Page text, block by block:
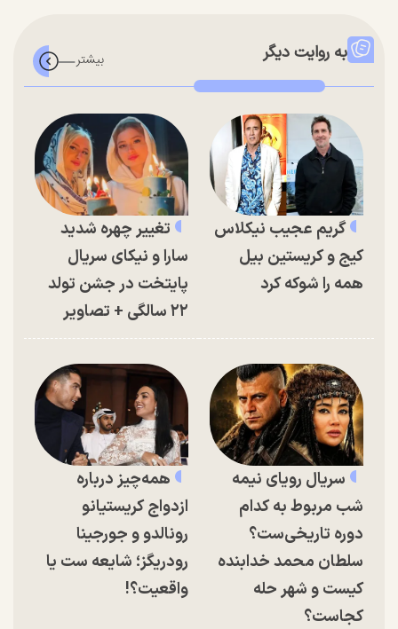
به روایت دیگر
گریم عجیب نیکلاس
کیج و کریستین بیل
همه را شوکه کرد
تغییر چهره شدید
سارا و نیکای سریال
پایتخت در جشن تولد
۲۲ سالگی + تصاویر
سریال رویای نیمه
شب مربوط به کدام
دوره تاریخی‌ست؟
سلطان محمد خدابنده
کیست و شهر حله
کجاست؟
همه‌چیز درباره
ازدواج کریستیانو
رونالدو و جورجینا
رودریگز؛ شایعه ست یا
واقعیت؟!